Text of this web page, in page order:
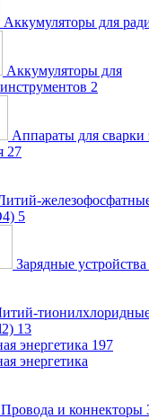
Аккумуляторы для
Аккумуляторы для
2
Аппараты для сварки
27
5
Зарядные
13
энергетика 197
энергетика
Провода и коннекторы